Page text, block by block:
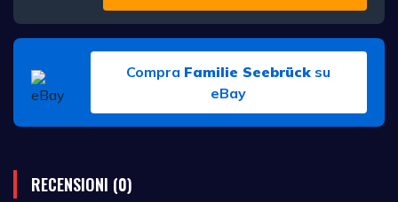
Compra Familie Seebrück su
eBay
RECENSIONI (0)